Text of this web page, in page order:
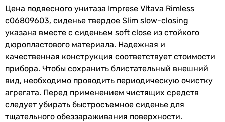
керамика
керамика
керамика
керамика
керамика
керамика
фаянс
Сидение унитаза (крышка)
с сидением, с микролифтом (soft close), быстросъемное
с сидением, с микролифтом (soft close), быстросъемное
Цена подвесного унитаза Imprese Vltava Rimless
c06809603, сиденье твердое Slim slow-closing
указана вместе с сиденьем soft close из стойкого
дюропластового материала. Надежная и
качественная конструкция соответствует стоимости
прибора. Чтобы сохранить блистательный внешний
вид, необходимо проводить периодическую очистку
агрегата. Перед применением чистящих средств
следует убирать быстросъемное сиденье для
тщательного обеззараживания поверхности.